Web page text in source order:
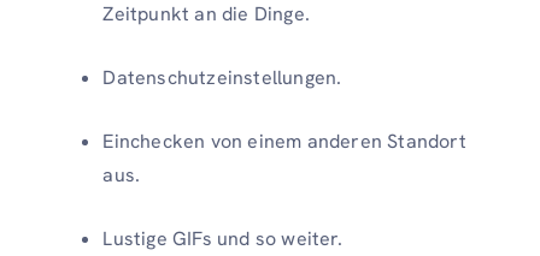
Zeitpunkt an die Dinge.
Datenschutzeinstellungen.
Einchecken von einem anderen Standort
aus.
Lustige GIFs und so weiter.